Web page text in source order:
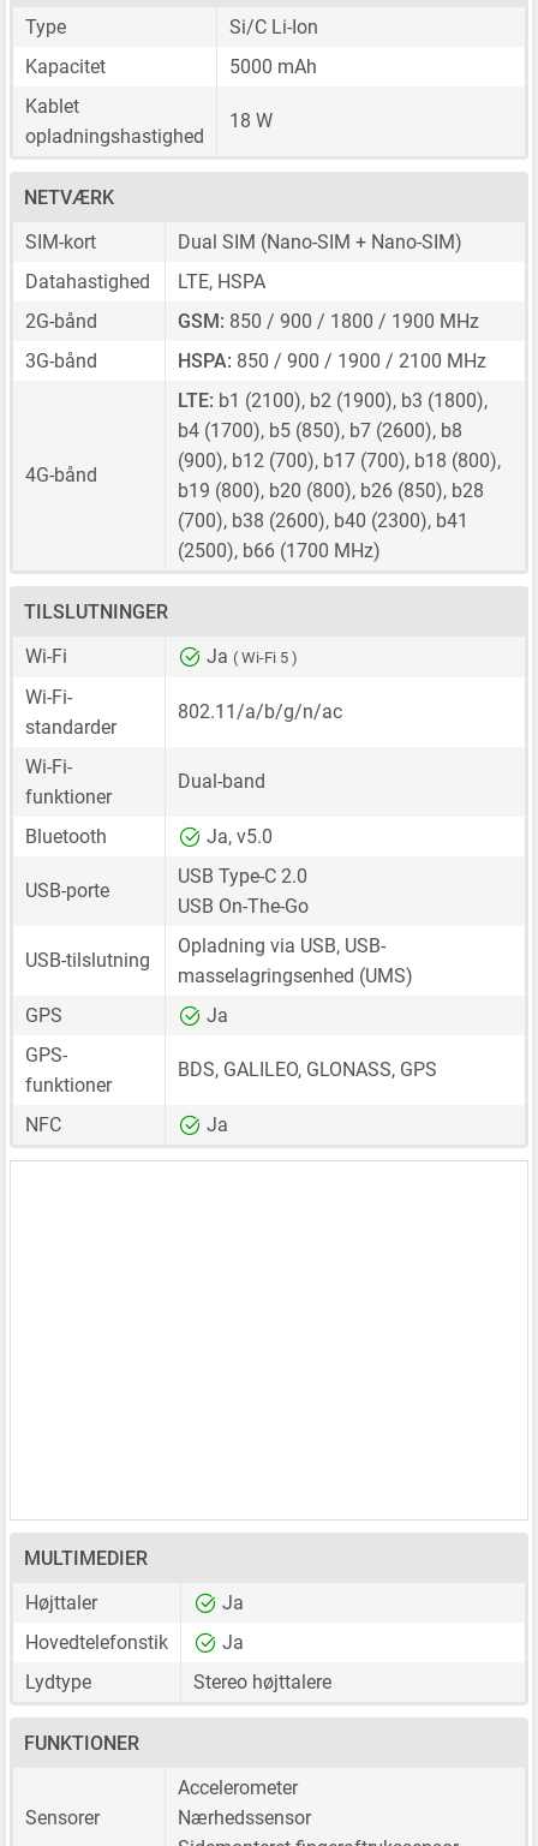
Type
Si/C Li-Ion
Kapacitet
5000 mAh
Kablet
opladningshastighed
18 W
NETVÆRK
SIM-kort
Dual SIM (Nano-SIM + Nano-SIM)
Datahastighed
LTE, HSPA
2G-bånd
GSM: 850 / 900 / 1800 / 1900 MHz
3G-bånd
HSPA: 850 / 900 / 1900 / 2100 MHz
4G-bånd
LTE: b1 (2100), b2 (1900), b3 (1800),
b4 (1700), b5 (850), b7 (2600), b8
(900), b12 (700), b17 (700), b18 (800),
b19 (800), b20 (800), b26 (850), b28
(700), b38 (2600), b40 (2300), b41
(2500), b66 (1700 MHz)
TILSLUTNINGER
Wi-Fi
Ja ( Wi-Fi 5 )
Wi-Fi-
standarder
802.11/a/b/g/n/ac
Wi-Fi-
funktioner
Dual-band
Bluetooth Ja, v5.0
USB-porte
USB Type-C 2.0
USB On-The-Go
USB-tilslutning
Opladning via USB, USB-
masselagringsenhed (UMS)
GPS
Ja
GPS-
funktioner
BDS, GALILEO, GLONASS, GPS
NFC Ja
MULTIMEDIER
Højttaler
Ja
Hovedtelefonstik
Ja
Lydtype
Stereo højttalere
FUNKTIONER
Sensorer
Accelerometer
Nærhedssensor